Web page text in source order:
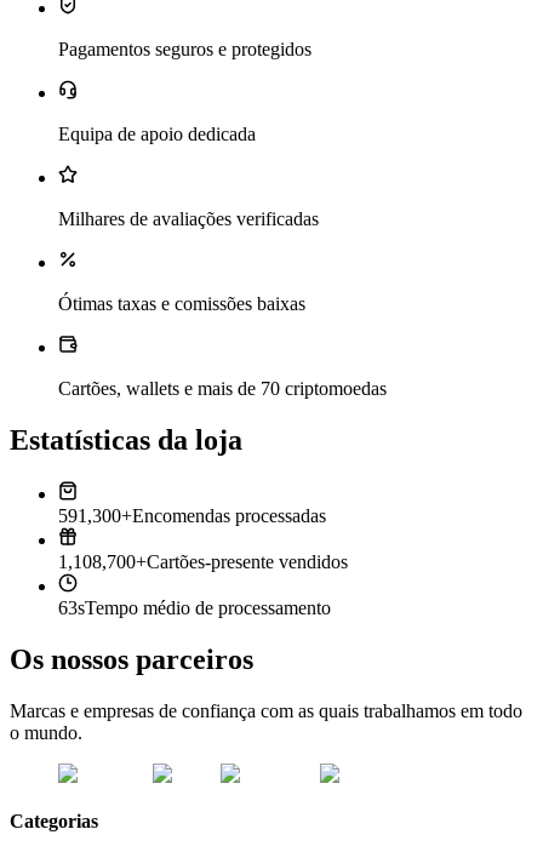
Pagamentos seguros e protegidos
Equipa de apoio dedicada
Milhares de avaliações verificadas
Ótimas taxas e comissões baixas
Cartões, wallets e mais de 70 criptomoedas
Estatísticas da loja
591,300+Encomendas processadas
1,108,700+Cartões-presente vendidos
63sTempo médio de processamento
Os nossos parceiros
Marcas e empresas de confiança com as quais trabalhamos em todo
o mundo.
Categorias